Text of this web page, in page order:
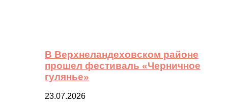
В Верхнеландеховском районе
прошел фестиваль «Черничное
гулянье»
23.07.2026